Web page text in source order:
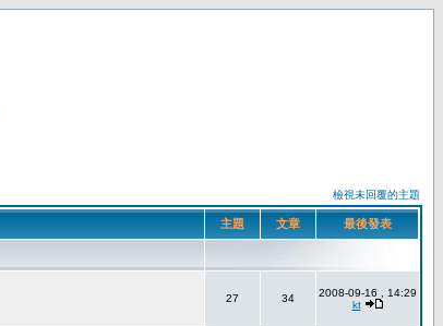
檢視未回覆的主題
主題 文章 最後發表
27 34
2008-09-16 , 14:29
kt